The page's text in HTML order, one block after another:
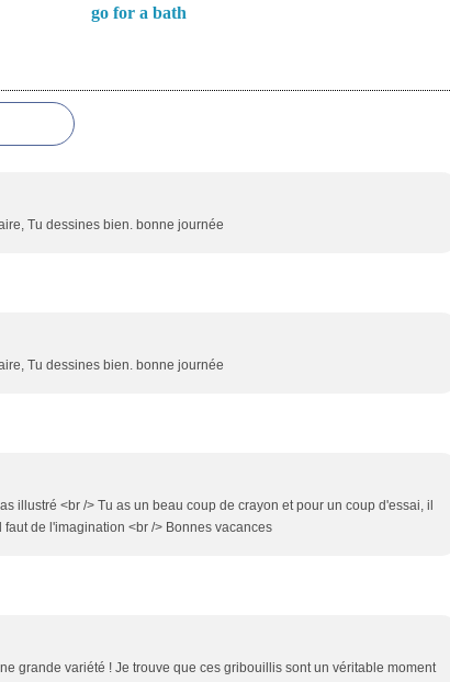
go for a bath
Tu dessines bien. bonne journée
Tu dessines bien. bonne journée
illustré <br /> Tu as un beau coup de crayon et pour un coup d'essai, il
de l'imagination <br /> Bonnes vacances
grande variété ! Je trouve que ces gribouillis sont un véritable moment